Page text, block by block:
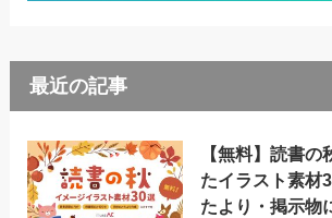
最近の記事
【無料】読書の
たイラスト素材
たより・掲示物